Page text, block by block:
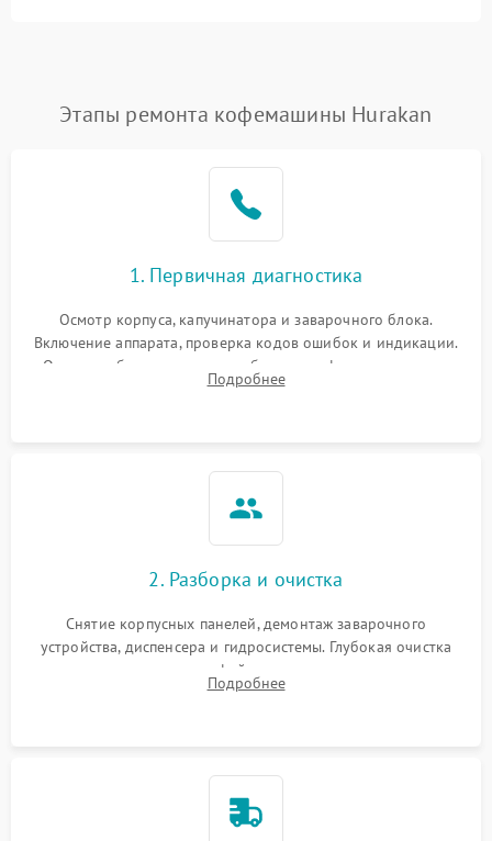
Этапы ремонта кофемашины Hurakan
1. Первичная диагностика
Осмотр корпуса, капучинатора и заварочного блока.
Включение аппарата, проверка кодов ошибок и индикации.
Оценка работы помпы, термоблока и кофемолки на слух.
Измерение температуры и давления воды для выявления
Подробнее
2. Разборка и очистка
Снятие корпусных панелей, демонтаж заварочного
устройства, диспенсера и гидросистемы. Глубокая очистка
внутренних узлов от кофейных масел, жмыха и накипи.
Промывка дренажных каналов и фильтров с использованием
Подробнее